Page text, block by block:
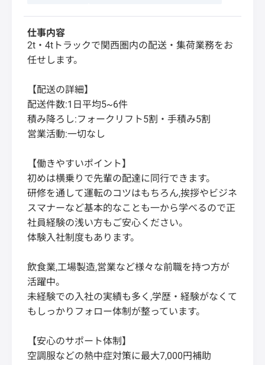
仕事内容
2t・4tトラックで関西圏内の配送・集荷業務をお
任せします。
【配送の詳細】
配送件数:1日平均5~6件
積み降ろし:フォークリフト5割・手積み5割
営業活動:一切なし
【働きやすいポイント】
初めは横乗りで先輩の配達に同行できます。
研修を通して運転のコツはもちろん,挨拶やビジネ
スマナーなど基本的なことも一から学べるので正
社員経験の浅い方もご安心ください。
体験入社制度もあります。
飲食業,工場製造,営業など様々な前職を持つ方が
活躍中。
未経験での入社の実績も多く,学歴・経験がなくて
もしっかりフォロー体制が整っています。
【安心のサポート体制】
空調服などの熱中症対策に最大7,000円補助